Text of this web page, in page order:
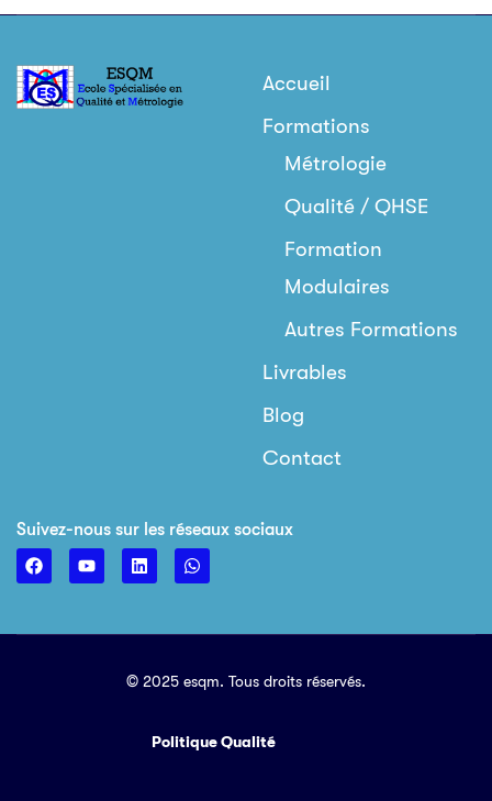
Accueil
Formations
Métrologie
Qualité / QHSE
Formation
Modulaires
Autres Formations
Livrables
Blog
Contact
Suivez-nous sur les réseaux sociaux
© 2025 esqm. Tous droits réservés.
Politique Qualité